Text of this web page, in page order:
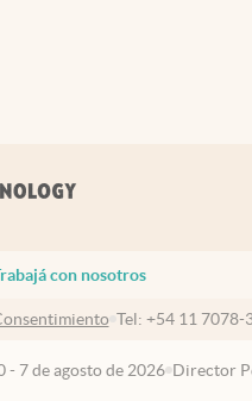
con nosotros
Tel: +54 11 7078-
- 7 de agosto de 2026 Director